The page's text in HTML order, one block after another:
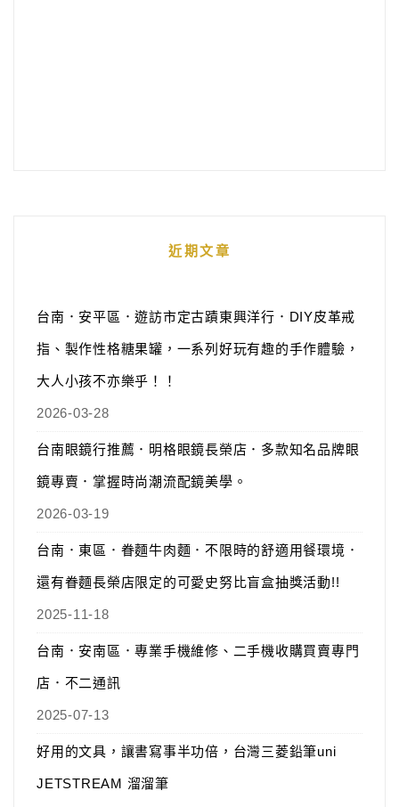
近期文章
台南．安平區．遊訪市定古蹟東興洋行．DIY皮革戒
指、製作性格糖果罐，一系列好玩有趣的手作體驗，
大人小孩不亦樂乎！！
2026-03-28
台南眼鏡行推薦．明格眼鏡長榮店．多款知名品牌眼
鏡專賣．掌握時尚潮流配鏡美學。
2026-03-19
台南．東區．眷麵牛肉麵．不限時的舒適用餐環境．
還有眷麵長榮店限定的可愛史努比盲盒抽獎活動!!
2025-11-18
台南．安南區．專業手機維修、二手機收購買賣專門
店．不二通訊
2025-07-13
好用的文具，讓書寫事半功倍，台灣三菱鉛筆uni
JETSTREAM 溜溜筆